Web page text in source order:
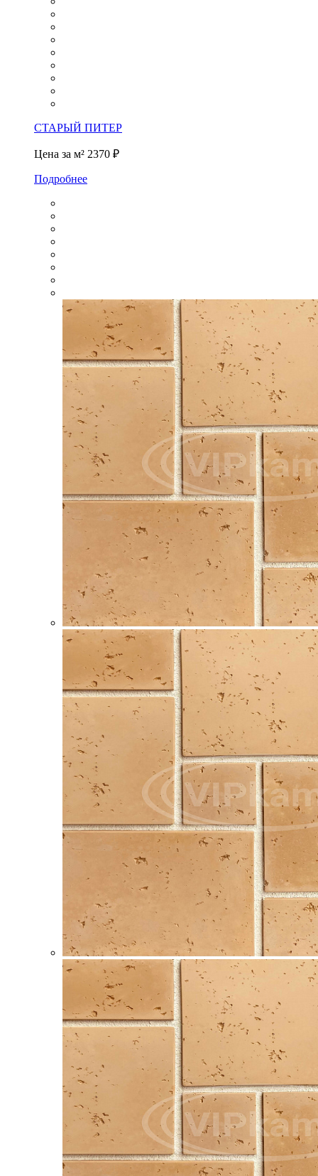
СТАРЫЙ ПИТЕР
Цена за м² 2370 ₽
Подробнее